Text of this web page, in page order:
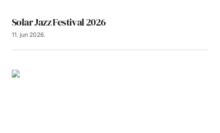
Solar Jazz Festival 2026
11. jun 2026.